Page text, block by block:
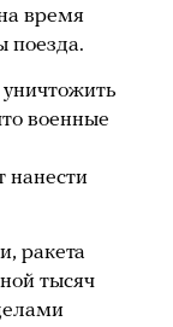
время
поезда.
уничтожить
военные
нанести
ракета
тысяч